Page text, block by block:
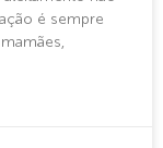
é sempre